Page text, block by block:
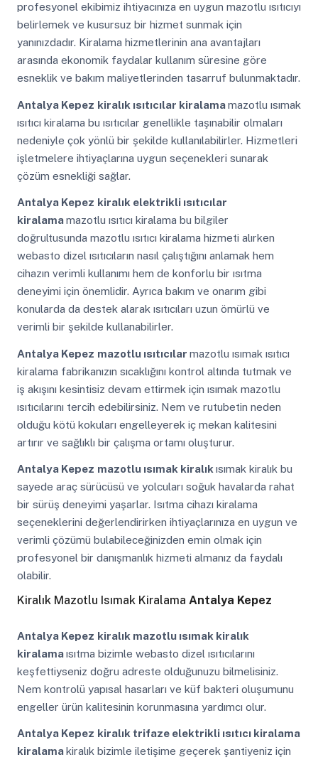
profesyonel ekibimiz ihtiyacınıza en uygun mazotlu ısıtıcıyı
belirlemek ve kusursuz bir hizmet sunmak için
yanınızdadır. Kiralama hizmetlerinin ana avantajları
arasında ekonomik faydalar kullanım süresine göre
esneklik ve bakım maliyetlerinden tasarruf bulunmaktadır.
Antalya Kepez kiralık ısıtıcılar kiralamamazotlu ısımak
ısıtıcı kiralama bu ısıtıcılar genellikle taşınabilir olmaları
nedeniyle çok yönlü bir şekilde kullanılabilirler. Hizmetleri
işletmelere ihtiyaçlarına uygun seçenekleri sunarak
çözüm esnekliği sağlar.
Antalya Kepez kiralık elektrikli ısıtıcılar
kiralamamazotlu ısıtıcı kiralama bu bilgiler
doğrultusunda mazotlu ısıtıcı kiralama hizmeti alırken
webasto dizel ısıtıcıların nasıl çalıştığını anlamak hem
cihazın verimli kullanımı hem de konforlu bir ısıtma
deneyimi için önemlidir. Ayrıca bakım ve onarım gibi
konularda da destek alarak ısıtıcıları uzun ömürlü ve
verimli bir şekilde kullanabilirler.
Antalya Kepez mazotlu ısıtıcılar mazotlu ısımak ısıtıcı
kiralama fabrikanızın sıcaklığını kontrol altında tutmak ve
iş akışını kesintisiz devam ettirmek için ısımak mazotlu
ısıtıcılarını tercih edebilirsiniz. Nem ve rutubetin neden
olduğu kötü kokuları engelleyerek iç mekan kalitesini
artırır ve sağlıklı bir çalışma ortamı oluşturur.
Antalya Kepez mazotlu ısımak kiralıkısımak kiralık bu
sayede araç sürücüsü ve yolcuları soğuk havalarda rahat
bir sürüş deneyimi yaşarlar. Isıtma cihazı kiralama
seçeneklerini değerlendirirken ihtiyaçlarınıza en uygun ve
verimli çözümü bulabileceğinizden emin olmak için
profesyonel bir danışmanlık hizmeti almanız da faydalı
olabilir.
Kiralık Mazotlu Isımak Kiralama Antalya Kepez
Antalya Kepez kiralık mazotlu ısımak kiralık
kiralamaısıtma bizimle webasto dizel ısıtıcılarını
keşfettiyseniz doğru adreste olduğunuzu bilmelisiniz.
Nem kontrolü yapısal hasarları ve küf bakteri oluşumunu
engeller ürün kalitesinin korunmasına yardımcı olur.
Antalya Kepez kiralık trifaze elektrikli ısıtıcı kiralama
kiralamakiralık bizimle iletişime geçerek şantiyeniz için